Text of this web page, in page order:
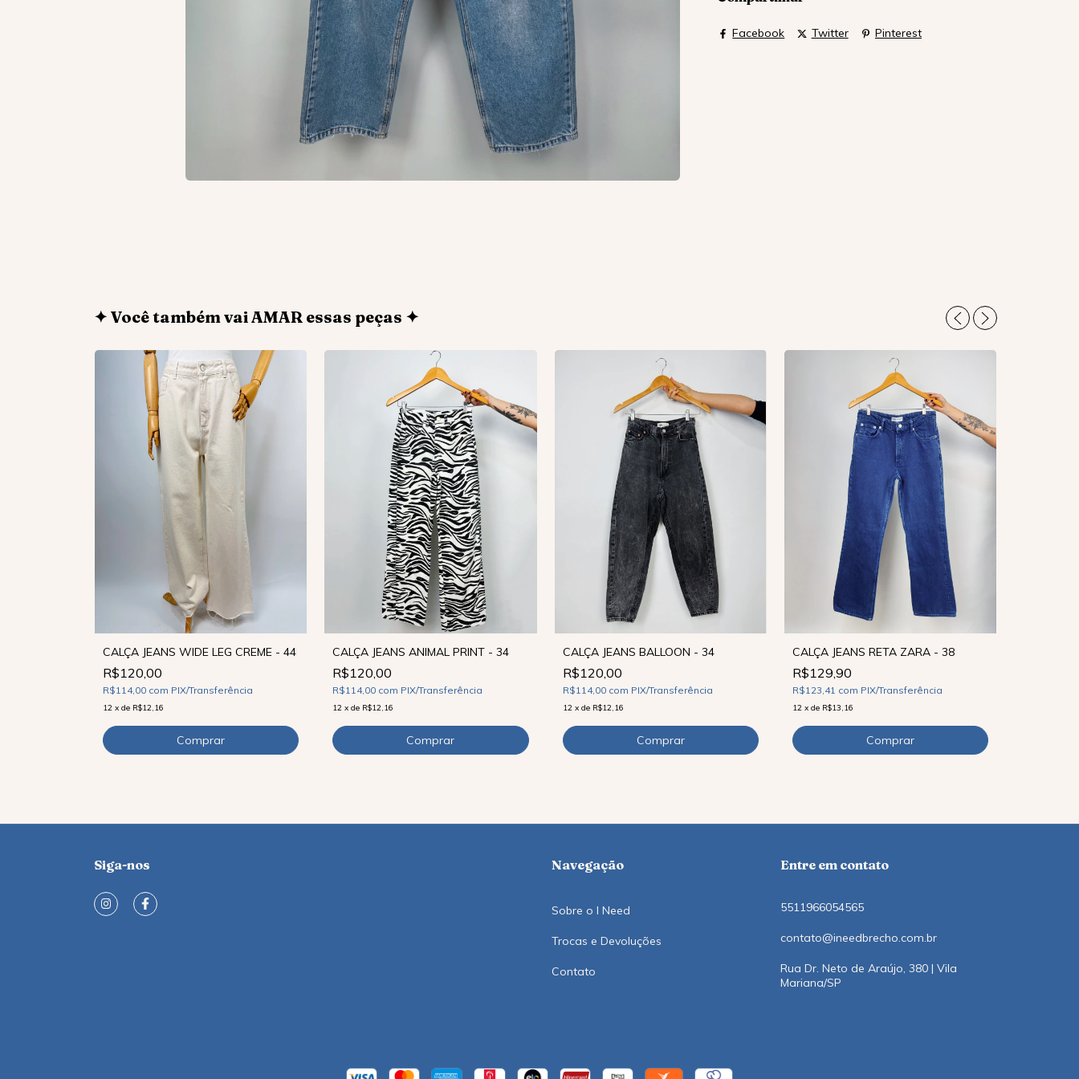
Facebook Twitter Pinterest
✦ Você também vai AMAR essas peças ✦
CALÇA JEANS WIDE LEG CREME - 44
R$120,00
R$114,00 com PIX/Transferência
12 x de R$12,16
CALÇA JEANS ANIMAL PRINT - 34
R$120,00
R$114,00 com PIX/Transferência
12 xde R$12,16
CALÇA JEANS BALLOON - 34
R$120,00
R$114,00 com PIX/Transferência
12 x de R$12,16
CALÇA JEANS RETA ZARA - 38
R$129,90
R$123,41 com PIX/Transferência
12 x de R$13,16
Siga-nos Navegação
Sobre o I Need
Trocas e Devoluções
Contato
Entre em contato
5511966054565
contato@ineedbrecho.com.br
Rua Dr. Neto de Araújo, 380 | Vila
Mariana/SP